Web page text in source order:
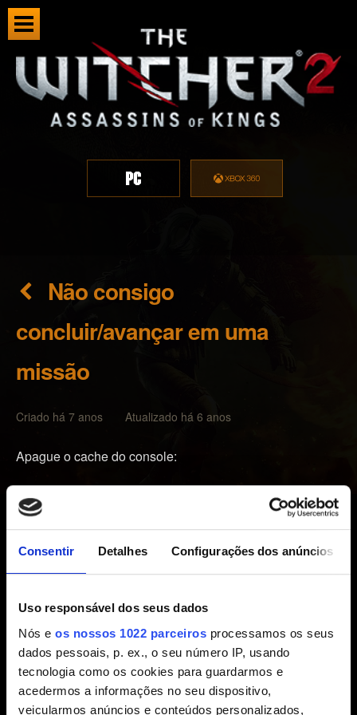
Consentir Detalhes Configurações dos anúncios
Uso responsável dos seus dados
Nós e os nossos 1022 parceiros processamos os seus
dados pessoais, p. ex., o seu número IP, usando
tecnologia como os cookies para guardarmos e
acedermos a informações no seu dispositivo,
veicularmos anúncios e conteúdos personalizados,
Não consigo
concluir/avançar em uma
missão
Criado há 7 anos Atualizado há 6 anos
Apague o cache do console:
Pressione o botão de Guia no controle, acesse as
Configurações e, em seguida, selecione Configurações
do sistema.
Selecione Armazenamento ou Memória.
e, em seguida, pressione Y no controle (não importa o
dispositivo de armazenamento escolhido, o cache
apagará todos os dispositivos de armazenamento).
Selecione Apagar cache do sistema.
Ao receber a solicitação de confirmação da